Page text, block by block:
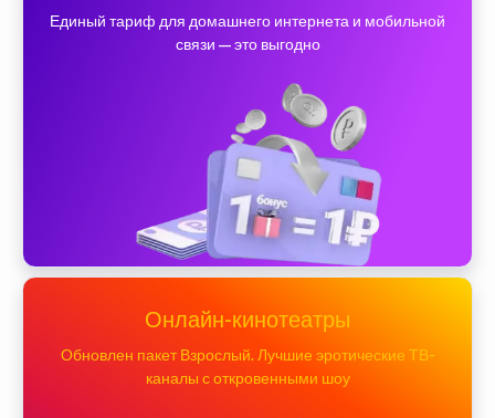
Единый тариф для домашнего интернета и мобильной
связи — это выгодно
Онлайн-кинотеатры
Обновлен пакет Взрослый. Лучшие эротические ТВ-
каналы с откровенными шоу